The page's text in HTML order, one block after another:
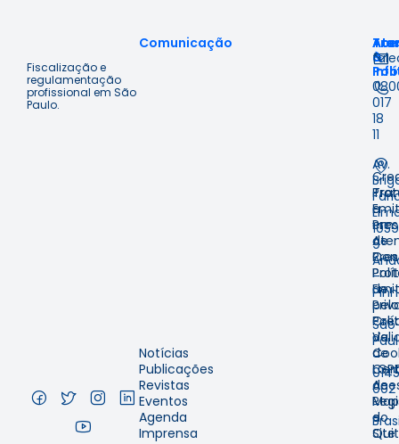
Fiscalização e
regulamentação
profissional em São
Paulo.
Comunicação
Notícias
Publicações
Revistas
Eventos
Agenda
Imprensa
à
em
pelo
de
de
e
&
e
de
de
de
do
Site
017
18
11
Av.
9º
–
–
São
–
002
–